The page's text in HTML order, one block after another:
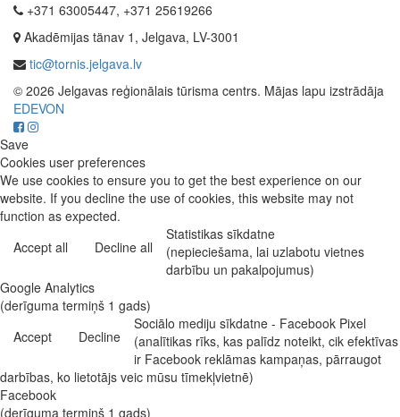
+371 63005447, +371 25619266
Akadēmijas tänav 1, Jelgava, LV-3001
tic@tornis.jelgava.lv
© 2026 Jelgavas reģionālais tūrisma centrs. Mājas lapu izstrādāja
EDEVON
Save
Cookies user preferences
We use cookies to ensure you to get the best experience on our
website. If you decline the use of cookies, this website may not
function as expected.
Accept all
Decline all
Statistikas sīkdatne
(nepieciešama, lai uzlabotu vietnes
darbību un pakalpojumus)
Google Analytics
(derīguma termiņš 1 gads)
Accept
Decline
Sociālo mediju sīkdatne - Facebook Pixel
(analītikas rīks, kas palīdz noteikt, cik efektīvas
ir Facebook reklāmas kampaņas, pārraugot
darbības, ko lietotājs veic mūsu tīmekļvietnē)
Facebook
(derīguma termiņš 1 gads)